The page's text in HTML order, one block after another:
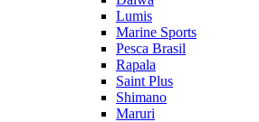
Lumis
Marine Sports
Pesca Brasil
Rapala
Saint Plus
Shimano
Maruri